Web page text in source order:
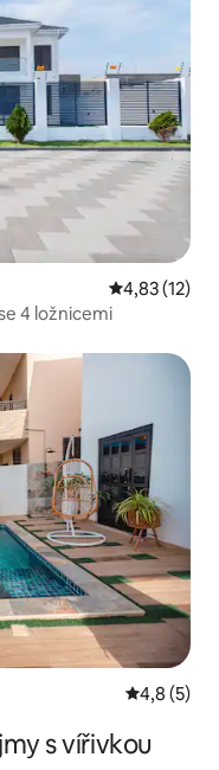
Průměrné
4,83 (12)
4 ložnicemi
Průměrné
4,8 (5)
s vířivkou